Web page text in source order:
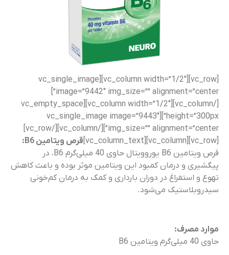
[vc_row][vc_column width=”1/2″][vc_single_image
image=”9442″ img_size=”” alignment=”center”]
[/vc_column][vc_column width=”1/2″][vc_empty_space
height=”300px”][vc_single_image image=”9443″
img_size=”” alignment=”center”][/vc_column][/vc_row]
[vc_row][vc_column][vc_column_text]
قرص ویتامین B6:
قرص ویتامین B6 یوروویتال حاوی 40 میلی‌گرم B6، در
پیگشیری و درمان کمبود این ویتامین موثر بوده و باعث کاهش
تهوع و استفراغ در دوران بارداری و کمک به درمان کم‌خونی
سیدروبلاستیک می‌شود.
موارد مصرف:
حاوی 40 میلی‌گرم ویتامین B6